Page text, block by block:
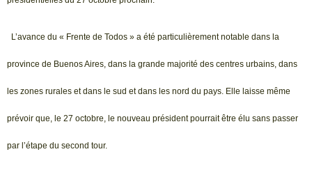
L’avance du « Frente de Todos » a été particulièrement notable dans la
province de Buenos Aires, dans la grande majorité des centres urbains, dans
les zones rurales et dans le sud et dans les nord du pays. Elle laisse même
prévoir que, le 27 octobre, le nouveau président pourrait être élu sans passer
par l’étape du second tour.